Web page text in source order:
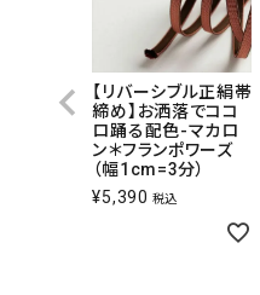
【リバーシブル正絹帯
締め】お洒落でココ
ロ踊る配色-マカロ
ン＊フランポワーズ
（幅1cm=3分）
¥5,390 税込